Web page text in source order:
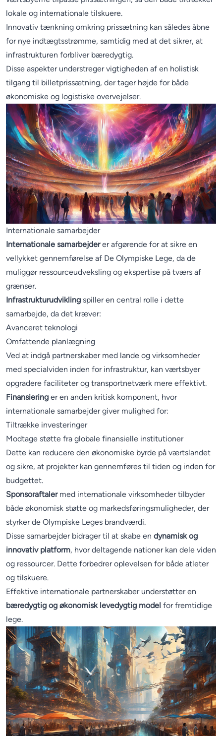
lokale og internationale tilskuere.
Innovativ tænkning omkring prissætning kan således åbne
for nye indtægtsstrømme, samtidig med at det sikrer, at
infrastrukturen forbliver bæredygtig.
Disse aspekter understreger vigtigheden af en holistisk
tilgang til billetprissætning, der tager højde for både
økonomiske og logistiske overvejelser.
Internationale samarbejder
Internationale samarbejderer afgørende for at sikre en
vellykket gennemførelse af De Olympiske Lege, da de
muliggør ressourceudveksling og ekspertise på tværs af
grænser.
Infrastrukturudvikling spiller en central rolle i dette
samarbejde, da det kræver:
Avanceret teknologi
Omfattende planlægning
Ved at indgå partnerskaber med lande og virksomheder
med specialviden inden for infrastruktur, kan værtsbyer
opgradere faciliteter og transportnetværk mere effektivt.
Finansiering er en anden kritisk komponent, hvor
internationale samarbejder giver mulighed for:
Tiltrække investeringer
Modtage støtte fra globale finansielle institutioner
Dette kan reducere den økonomiske byrde på værtslandet
og sikre, at projekter kan gennemføres til tiden og inden for
budgettet.
Sponsoraftalermed internationale virksomheder tilbyder
både økonomisk støtte og markedsføringsmuligheder, der
styrker de Olympiske Leges brandværdi.
Disse samarbejder bidrager til at skabe en dynamisk og
innovativ platform, hvor deltagende nationer kan dele viden
og ressourcer. Dette forbedrer oplevelsen for både atleter
og tilskuere.
Effektive internationale partnerskaber understøtter en
bæredygtig og økonomisk levedygtig model for fremtidige
lege.